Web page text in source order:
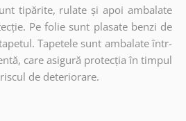
tipărite, rulate și apoi ambalate
Pe folie sunt plasate benzi de
Tapetele sunt ambalate într-
care asigură protecția în timpul
de deteriorare.